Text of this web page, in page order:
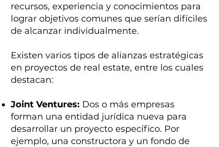
recursos, experiencia y conocimientos para
lograr objetivos comunes que serían difíciles
de alcanzar individualmente.
Existen varios tipos de alianzas estratégicas
en proyectos de real estate, entre los cuales
destacan:
Joint Ventures: Dos o más empresas
forman una entidad jurídica nueva para
desarrollar un proyecto específico. Por
ejemplo, una constructora y un fondo de